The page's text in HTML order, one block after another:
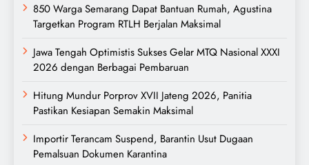
850 Warga Semarang Dapat Bantuan Rumah, Agustina
Targetkan Program RTLH Berjalan Maksimal
Jawa Tengah Optimistis Sukses Gelar MTQ Nasional XXXI
2026 dengan Berbagai Pembaruan
Hitung Mundur Porprov XVII Jateng 2026, Panitia
Pastikan Kesiapan Semakin Maksimal
Importir Terancam Suspend, Barantin Usut Dugaan
Pemalsuan Dokumen Karantina